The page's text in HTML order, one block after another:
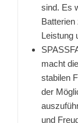
sind. Es
Leistung
macht
stabilen
der
und